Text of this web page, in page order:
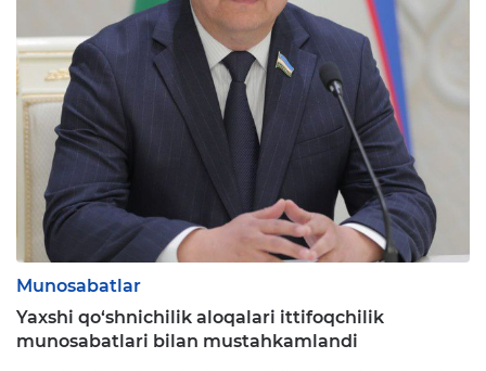
Munosabatlar
Yaxshi qo‘shnichilik aloqalari ittifoqchilik
munosabatlari bilan mustahkamlandi